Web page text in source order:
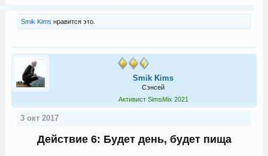
Smik Kims нравится это.
Smik Kims
Сэнсей
Активист SimsMix 2021
3 окт 2017
Действие 6: Будет день, будет пища